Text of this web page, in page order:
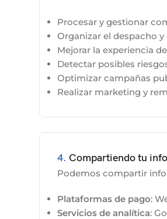
Procesar y gestionar
Organizar el despacho
Mejorar la experiencia
Detectar posibles
Optimizar campañas
Realizar marketing y
4. Compartiendo tu
Podemos compartir
Plataformas de pago:
Servicios de analítica: